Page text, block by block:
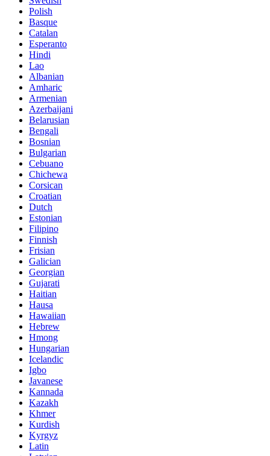
Polish
Basque
Catalan
Esperanto
Hindi
Lao
Albanian
Amharic
Armenian
Azerbaijani
Belarusian
Bengali
Bosnian
Bulgarian
Cebuano
Chichewa
Corsican
Croatian
Dutch
Estonian
Filipino
Finnish
Frisian
Galician
Georgian
Gujarati
Haitian
Hausa
Hawaiian
Hebrew
Hmong
Hungarian
Icelandic
Igbo
Javanese
Kannada
Kazakh
Khmer
Kurdish
Kyrgyz
Latin